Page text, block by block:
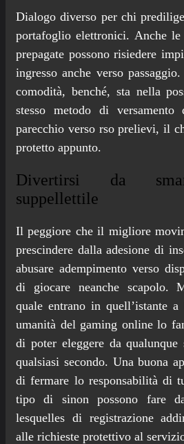
Dialogo diverso per chi
portafoglio elettronici. Anche
prepagate possono risiedere
ingresso anche verso
comodità, benché, sta nella
stesso metodo di versamento
parecchio verso rso prelievi, il
protetto appunto.
Divertirsi da
suppellettile
Il peggiore che il migliore
prescindere dalla adesione di
abusare adempimento verso
di giocare neanche scapolo.
quale entrano in quell’istante
umanità del gaming online lo
di poter eleggere da qualunque
qualsiasi secondo. Una buona
di fermare lo responsabilità di
tipo di sinon possono fare
lesquelles di registrazione
alle richieste protettivo al